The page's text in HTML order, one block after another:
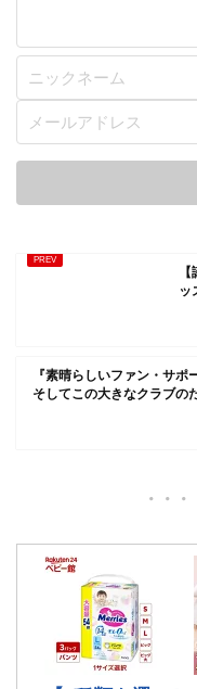
ッ
『素晴らしいファン・サポ
そしてこの大きなクラブの